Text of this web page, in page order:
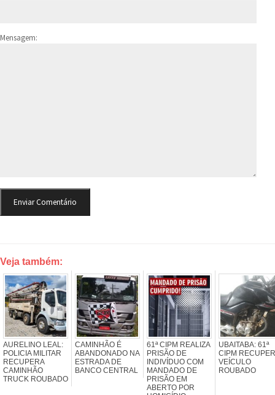
Mensagem:
Veja também:
AURELINO LEAL:
POLICIA MILITAR
RECUPERA
CAMINHÃO
TRUCK ROUBADO
CAMINHÃO É
ABANDONADO NA
ESTRADA DE
BANCO CENTRAL
61ª CIPM REALIZA
PRISÃO DE
INDIVÍDUO COM
MANDADO DE
PRISÃO EM
ABERTO POR
UBAITABA: 61ª
CIPM
VEÍCULO
ROUBADO